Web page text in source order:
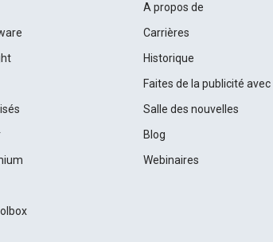
A propos de
Carrières
Historique
Faites de la publicité
Salle des nouvelles
Blog
Webinaires